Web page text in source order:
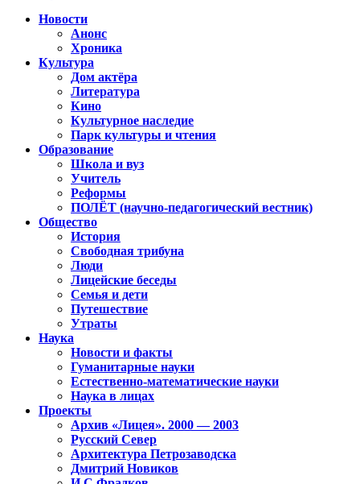
Новости
Анонс
Хроника
Культура
Дом актёра
Литература
Кино
Культурное наследие
Парк культуры и чтения
Образование
Школа и вуз
Учитель
Реформы
ПОЛЁТ (научно-педагогический вестник)
Общество
История
Свободная трибуна
Люди
Лицейские беседы
Семья и дети
Путешествие
Утраты
Наука
Новости и факты
Гуманитарные науки
Естественно-математические науки
Наука в лицах
Проекты
Архив «Лицея». 2000 — 2003
Русский Север
Архитектура Петрозаводска
Дмитрий Новиков